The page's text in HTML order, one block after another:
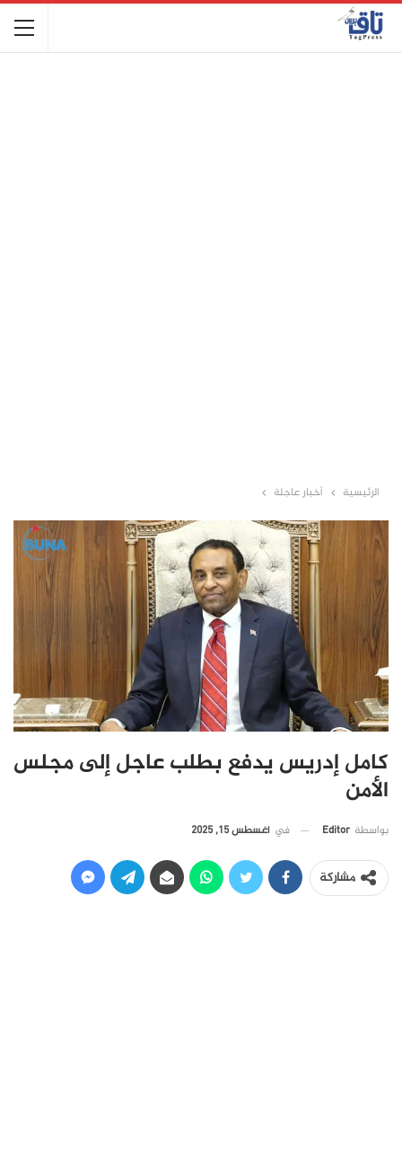
الرئيسية أخبار عاجلة
كامل إدريس يدفع بطلب عاجل إلى مجلس
الأمن
بواسطة Editor في أغسطس 15, 2025
مشاركة